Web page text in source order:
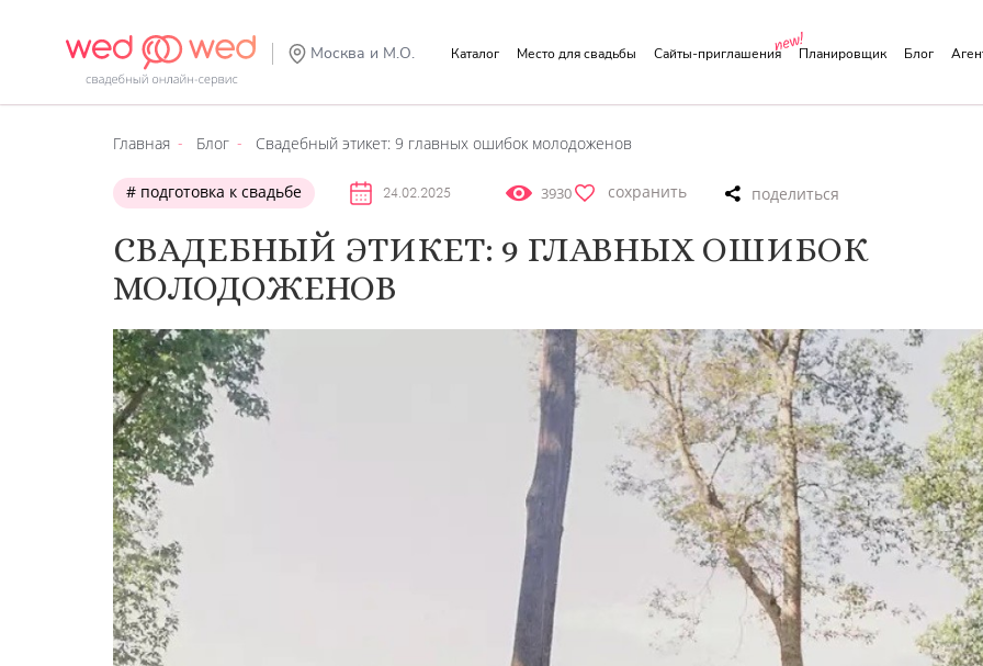
Москва и М.О. Каталог Место для свадьбы Сайты-приглашения Планировщик Блог
Главная Блог Свадебный этикет: 9 главных ошибок молодоженов
подготовка к свадьбе 24.02.2025 3930 сохранить
СВАДЕБНЫЙ ЭТИКЕТ: 9 ГЛАВНЫХ ОШИБОК
МОЛОДОЖЕНОВ